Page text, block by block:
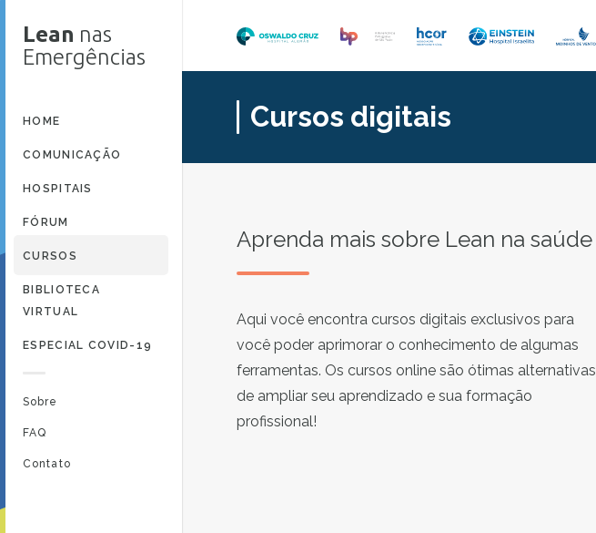
Lean nas
Emergências
HOME
COMUNICAÇÃO
HOSPITAIS
FÓRUM
CURSOS
BIBLIOTECA
VIRTUAL
ESPECIAL COVID-19
Sobre
FAQ
Contato
Cursos digitais
Aprenda mais sobre Lean na saúde
Aqui você encontra cursos digitais exclusivos para
você poder aprimorar o conhecimento de algumas
ferramentas. Os cursos online são ótimas alternativas
de ampliar seu aprendizado e sua formação
profissional!